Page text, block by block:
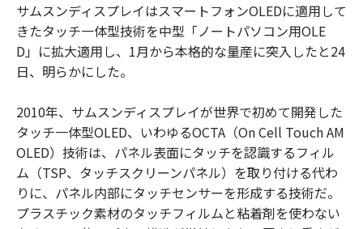
サムスンディスプレイはスマートフォンOLEDに適用して
きたタッチ一体型技術を中型「ノートパソコン用OLE
D」に拡大適用し、1月から本格的な量産に突入したと24
日、明らかにした。
2010年、サムスンディスプレイが世界で初めて開発した
タッチ一体型OLED、いわゆるOCTA（On Cell Touch AM
OLED）技術は、パネル表面にタッチを認識するフィル
ム（TSP、タッチスクリーンパネル）を取り付ける代わ
りに、パネル内部にタッチセンサーを形成する技術だ。
プラスチック素材のタッチフィルムと粘着剤を使わない